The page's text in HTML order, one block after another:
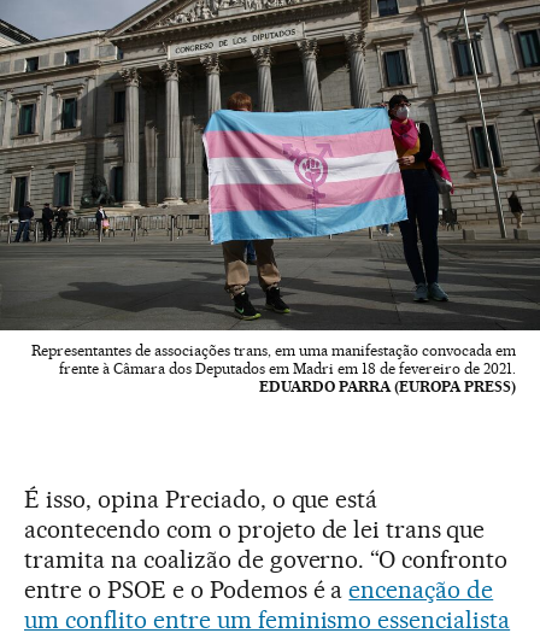
Representantes de associações trans, em uma manifestação convocada em
frente à Câmara dos Deputados em Madri em 18 de fevereiro de 2021.
EDUARDO PARRA (EUROPA PRESS)
É isso, opina Preciado, o que está
acontecendo com o projeto de lei transque
tramita na coalizão de governo. “O confronto
entre o PSOE e o Podemos é aencenação de
um conflito entre um feminismo essencialista